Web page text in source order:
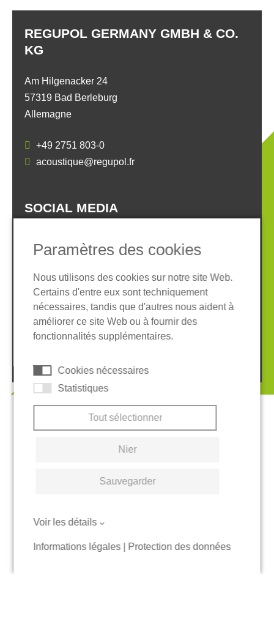
REGUPOL GERMANY GMBH & CO.
KG
Am Hilgenacker 24
57319 Bad Berleburg
Allemagne
+49 2751 803-0
acoustique@regupol.fr
SOCIAL MEDIA
Informations légales
Protection des données
Conditions Générales
Système de whistleblowing
Cookies
Paramètres des cookies
Nous utilisons des cookies sur notre site Web.
Certains d'entre eux sont techniquement
nécessaires, tandis que d'autres nous aident à
améliorer ce site Web ou à fournir des
fonctionnalités supplémentaires.
Cookies nécessaires
Statistiques
Tout sélectionner
Nier
Sauvegarder
Voir les détails
Informations légales| Protection des données